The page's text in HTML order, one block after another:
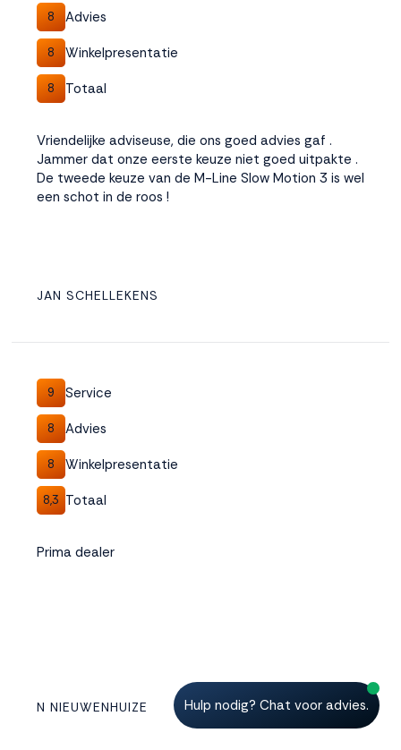
8 Advies
8 Winkelpresentatie
8 Totaal
Vriendelijke adviseuse, die ons goed advies gaf .
Jammer dat onze eerste keuze niet goed uitpakte .
De tweede keuze van de M-Line Slow Motion 3 is wel
een schot in de roos !
JAN SCHELLEKENS
9 Service
8 Advies
8 Winkelpresentatie
8,3 Totaal
Prima dealer
N NIEUWENHUIZE Hulp nodig? Chat voor advies.